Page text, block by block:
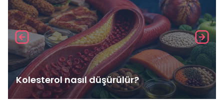
Kolesterol nasıl düşürülür?